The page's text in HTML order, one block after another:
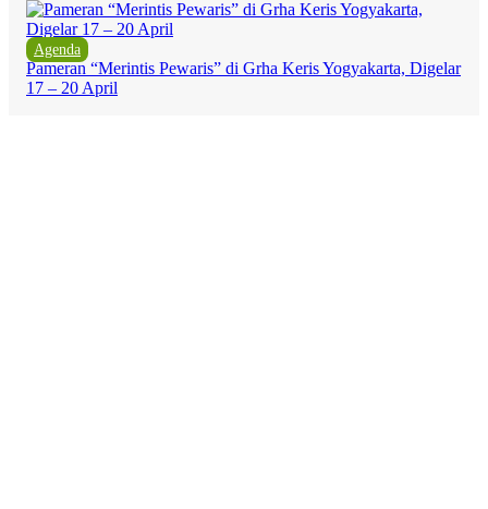
Agenda
Pameran “Merintis Pewaris” di Grha Keris Yogyakarta, Digelar
17 – 20 April